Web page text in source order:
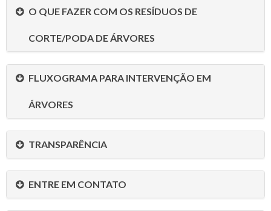
O QUE FAZER COM OS RESÍDUOS DE
CORTE/PODA DE ÁRVORES
FLUXOGRAMA PARA INTERVENÇÃO EM
ÁRVORES
TRANSPARÊNCIA
ENTRE EM CONTATO